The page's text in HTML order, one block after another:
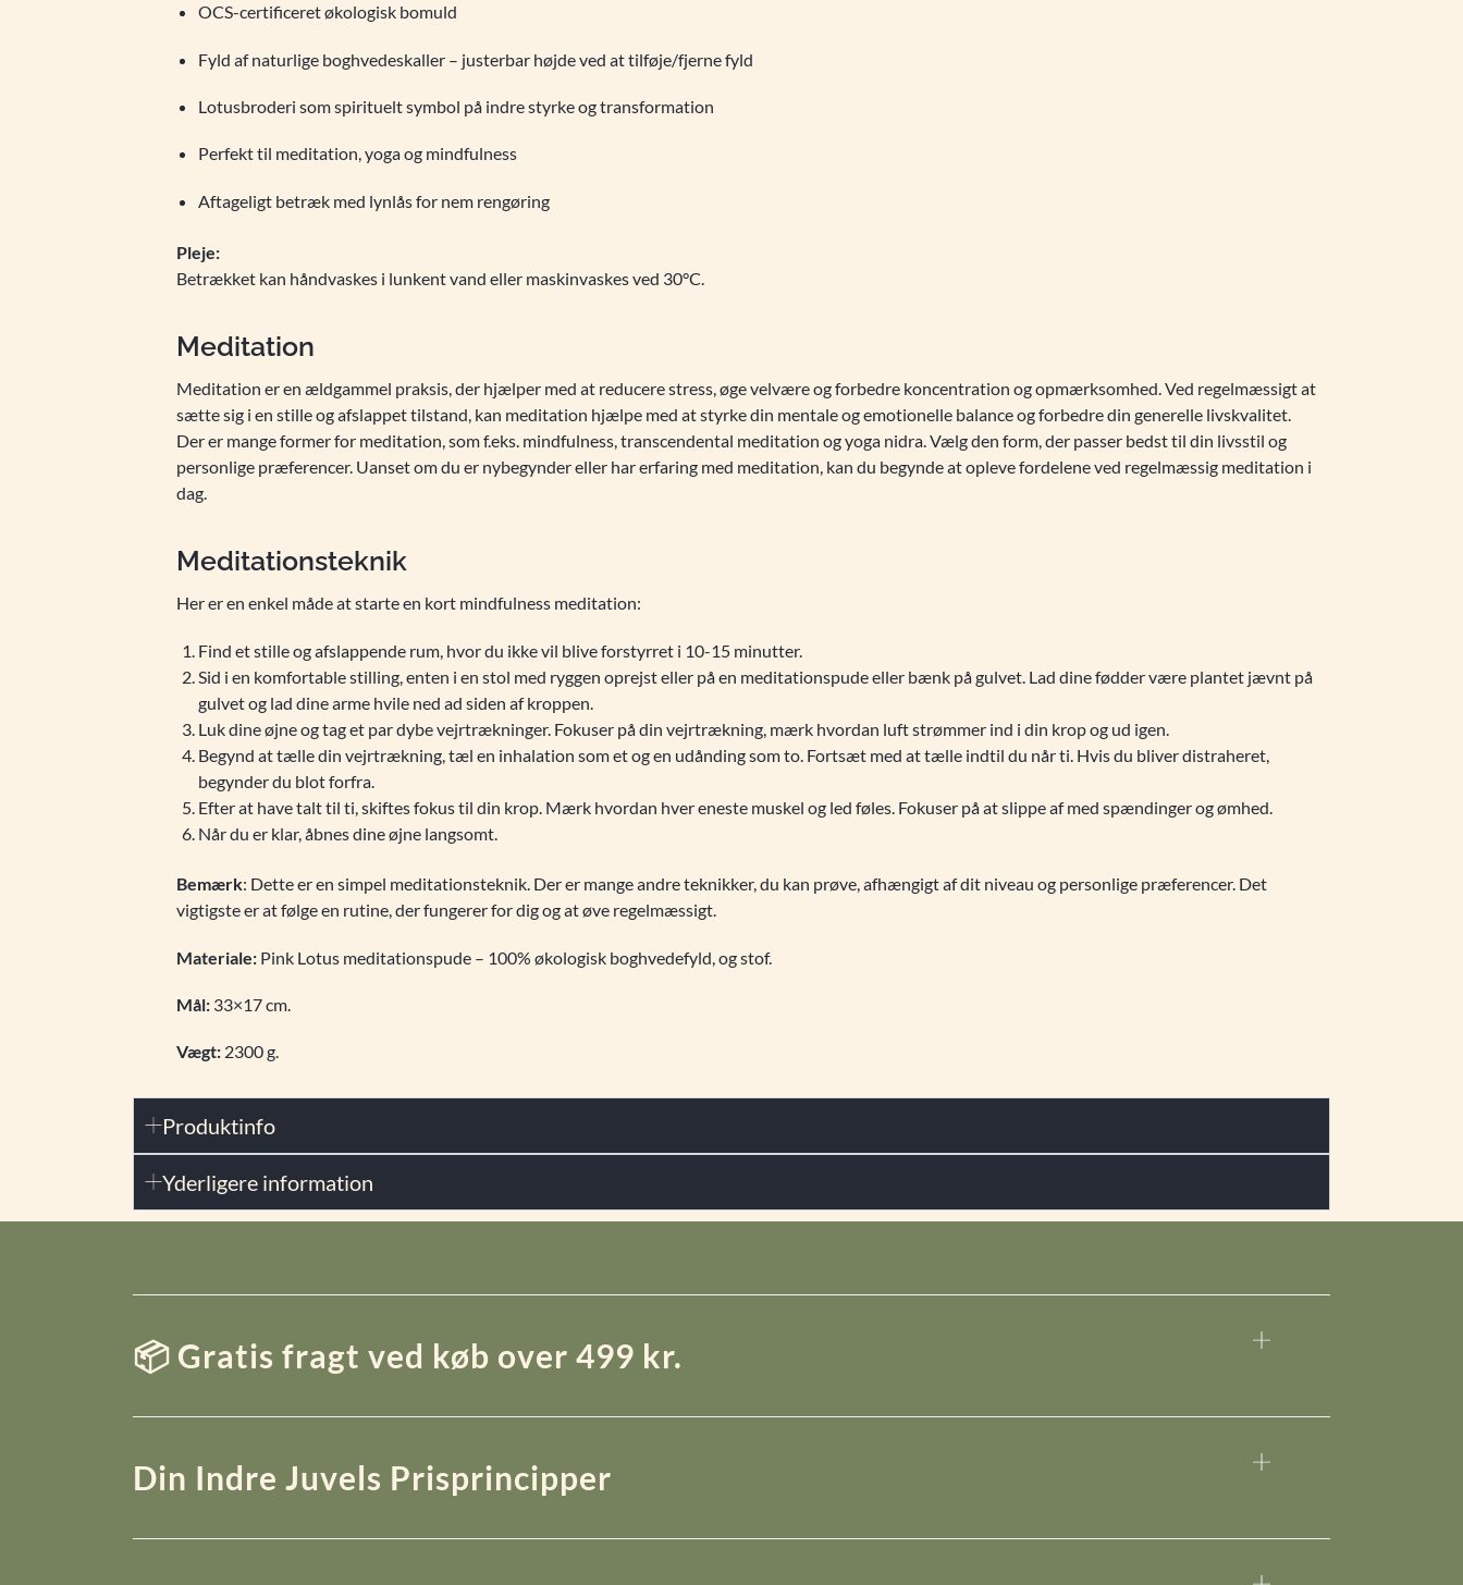
OCS-certificeret økologisk bomuld
Fyld af naturlige boghvedeskaller – justerbar højde ved at tilføje/fjerne fyld
Lotusbroderi som spirituelt symbol på indre styrke og transformation
Perfekt til meditation, yoga og mindfulness
Aftageligt betræk med lynlås for nem rengøring
Pleje:
Betrækket kan håndvaskes i lunkent vand eller maskinvaskes ved 30°C.
Meditation
Meditation er en ældgammel praksis, der hjælper med at reducere stress, øge velvære og forbedre koncentration og opmærksomhed. Ved regelmæssigt at
sætte sig i en stille og afslappet tilstand, kan meditation hjælpe med at styrke din mentale og emotionelle balance og forbedre din generelle livskvalitet.
Der er mange former for meditation, som f.eks. mindfulness, transcendental meditation og yoga nidra. Vælg den form, der passer bedst til din livsstil og
personlige præferencer. Uanset om du er nybegynder eller har erfaring med meditation, kan du begynde at opleve fordelene ved regelmæssig meditation i
dag.
Meditationsteknik
Her er en enkel måde at starte en kort mindfulness meditation:
Find et stille og afslappende rum, hvor du ikke vil blive forstyrret i 10-15 minutter.
Sid i en komfortable stilling, enten i en stol med ryggen oprejst eller på en meditationspude eller bænk på gulvet. Lad dine fødder være plantet jævnt på
gulvet og lad dine arme hvile ned ad siden af ​​kroppen.
Luk dine øjne og tag et par dybe vejrtrækninger. Fokuser på din vejrtrækning, mærk hvordan luft strømmer ind i din krop og ud igen.
Begynd at tælle din vejrtrækning, tæl en inhalation som et og en udånding som to. Fortsæt med at tælle indtil du når ti. Hvis du bliver distraheret,
begynder du blot forfra.
Efter at have talt til ti, skiftes fokus til din krop. Mærk hvordan hver eneste muskel og led føles. Fokuser på at slippe af med spændinger og ømhed.
Når du er klar, åbnes dine øjne langsomt.
Bemærk: Dette er en simpel meditationsteknik. Der er mange andre teknikker, du kan prøve, afhængigt af dit niveau og personlige præferencer. Det
vigtigste er at følge en rutine, der fungerer for dig og at øve regelmæssigt.
Materiale: Pink Lotus meditationspude – 100% økologisk boghvedefyld, og stof.
Mål: 33×17 cm.
Vægt: 2300 g.
Produktinfo
Yderligere information
📦 Gratis fragt ved køb over 499 kr.
Din Indre Juvels Prisprincipper